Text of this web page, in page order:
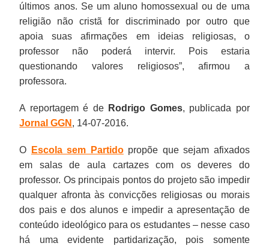
últimos anos. Se um aluno homossexual ou de uma
religião não cristã for discriminado por outro que
apoia suas afirmações em ideias religiosas, o
professor não poderá intervir. Pois estaria
questionando valores religiosos”, afirmou a
professora.
A reportagem é de Rodrigo Gomes, publicada por
Jornal GGN , 14-07-2016.
O Escola sem Partidopropõe que sejam afixados
em salas de aula cartazes com os deveres do
professor. Os principais pontos do projeto são impedir
qualquer afronta às convicções religiosas ou morais
dos pais e dos alunos e impedir a apresentação de
conteúdo ideológico para os estudantes – nesse caso
há uma evidente partidarização, pois somente